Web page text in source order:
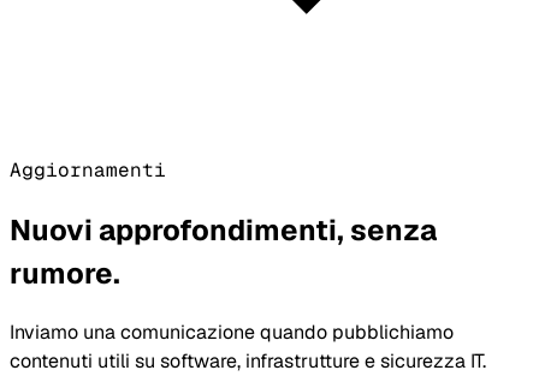
Aggiornamenti
Nuovi approfondimenti, senza
rumore.
Inviamo una comunicazione quando pubblichiamo
contenuti utili su software, infrastrutture e sicurezza IT.